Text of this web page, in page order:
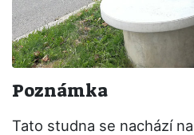
Poznámka
Tato studna se nachází